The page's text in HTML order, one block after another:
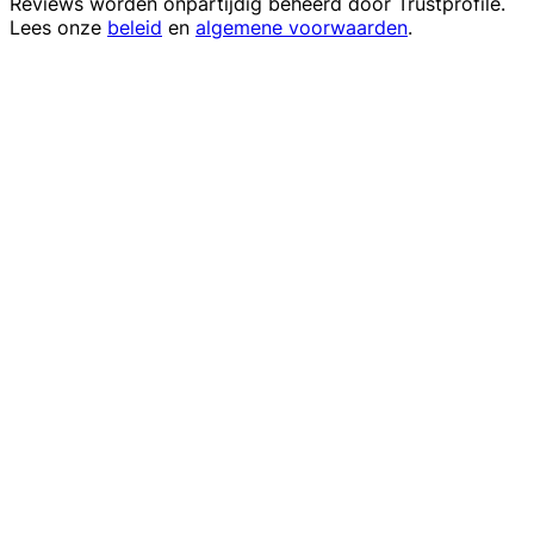
Lees onze beleid en algemene voorwaarden.